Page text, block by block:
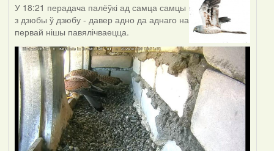
У 18:21 перадача палёўкі ад самца самцы
з дзюбы ў дзюбу - давер адно да аднаго на
первай нішы павялічваецца.